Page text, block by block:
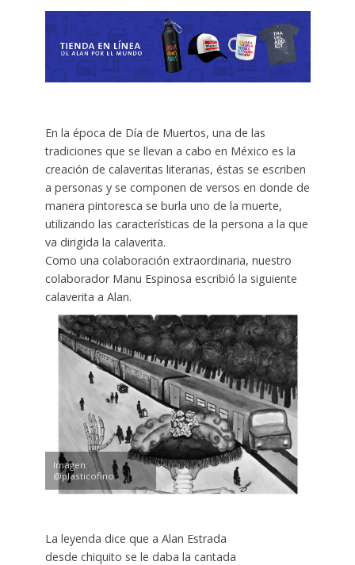
En la época de Día de Muertos, una de las
tradiciones que se llevan a cabo en México es la
creación de calaveritas literarias, éstas se escriben
a personas y se componen de versos en donde de
manera pintoresca se burla uno de la muerte,
utilizando las características de la persona a la que
va dirigida la calaverita.
Como una colaboración extraordinaria, nuestro
colaborador Manu Espinosa escribió la siguiente
calaverita a Alan.
Imagen:
@plasticofino
La leyenda dice que a Alan Estrada
desde chiquito se le daba la cantada